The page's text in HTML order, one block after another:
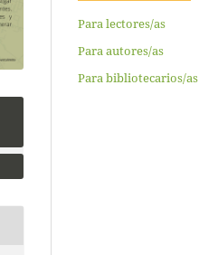
Para lectores/as
Para autores/as
Para bibliotecarios/as